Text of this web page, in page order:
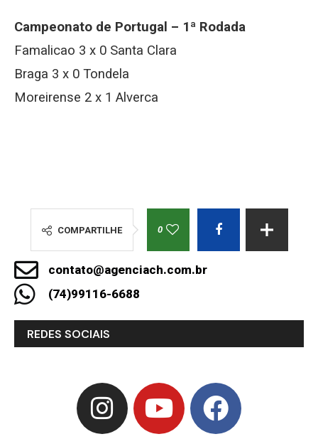
Campeonato de Portugal – 1ª Rodada
Famalicao 3 x 0 Santa Clara
Braga 3 x 0 Tondela
Moreirense 2 x 1 Alverca
COMPARTILHE 0
contato@agenciach.com.br
(74)99116-6688
REDES SOCIAIS